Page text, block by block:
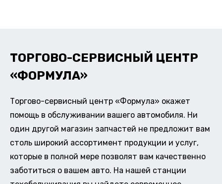
ТОРГОВО-СЕРВИСНЫЙ ЦЕНТР
«ФОРМУЛА»
Торгово-сервисный центр «Формула» окажет
помощь в обслуживании вашего автомобиля. Ни
один другой магазин запчастей не предложит вам
столь широкий ассортимент продукции и услуг,
которые в полной мере позволят вам качественно
заботиться о вашем авто. На нашей станции